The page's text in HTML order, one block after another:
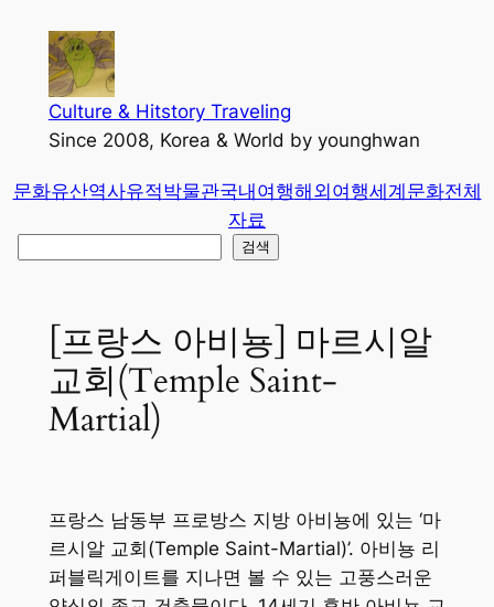
가
Culture & Hitstory Traveling
Since 2008, Korea & World by younghwan
문화유산역사유적박물관국내여행해외여행세계문화전체
자료
검색
[프랑스 아비뇽] 마르시알
교회(Temple Saint-
Martial)
프랑스 남동부 프로방스 지방 아비뇽에 있는 ‘마
르시알 교회(Temple Saint-Martial)’. 아비뇽 리
퍼블릭게이트를 지나면 볼 수 있는 고풍스러운